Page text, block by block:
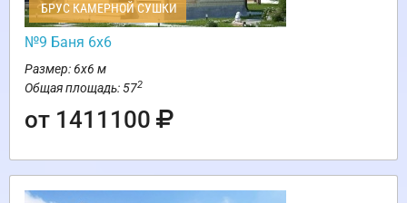
БРУС КАМЕРНОЙ СУШКИ
№9 Баня 6х6
Размер: 6х6 м
Общая площадь: 572
от 1411100